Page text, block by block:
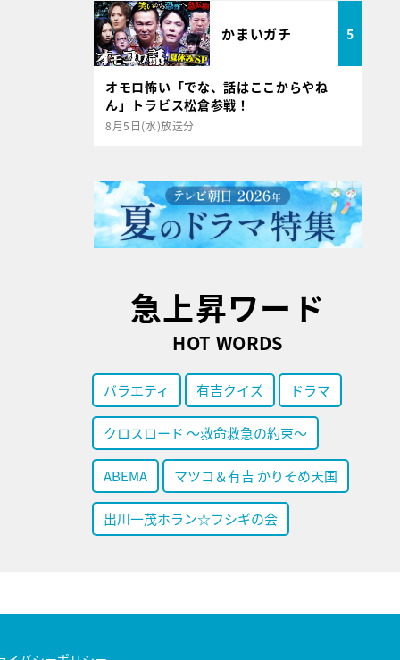
かまいガチ 5
オモロ怖い「でな、話はここからやね
ん」トラビス松倉参戦！
8月5日(水)放送分
急上昇ワード
HOT WORDS
バラエティ 有吉クイズ ドラマ
クロスロード ～救命救急の約束～
ABEMA マツコ＆有吉 かりそめ天国
出川一茂ホラン☆フシギの会